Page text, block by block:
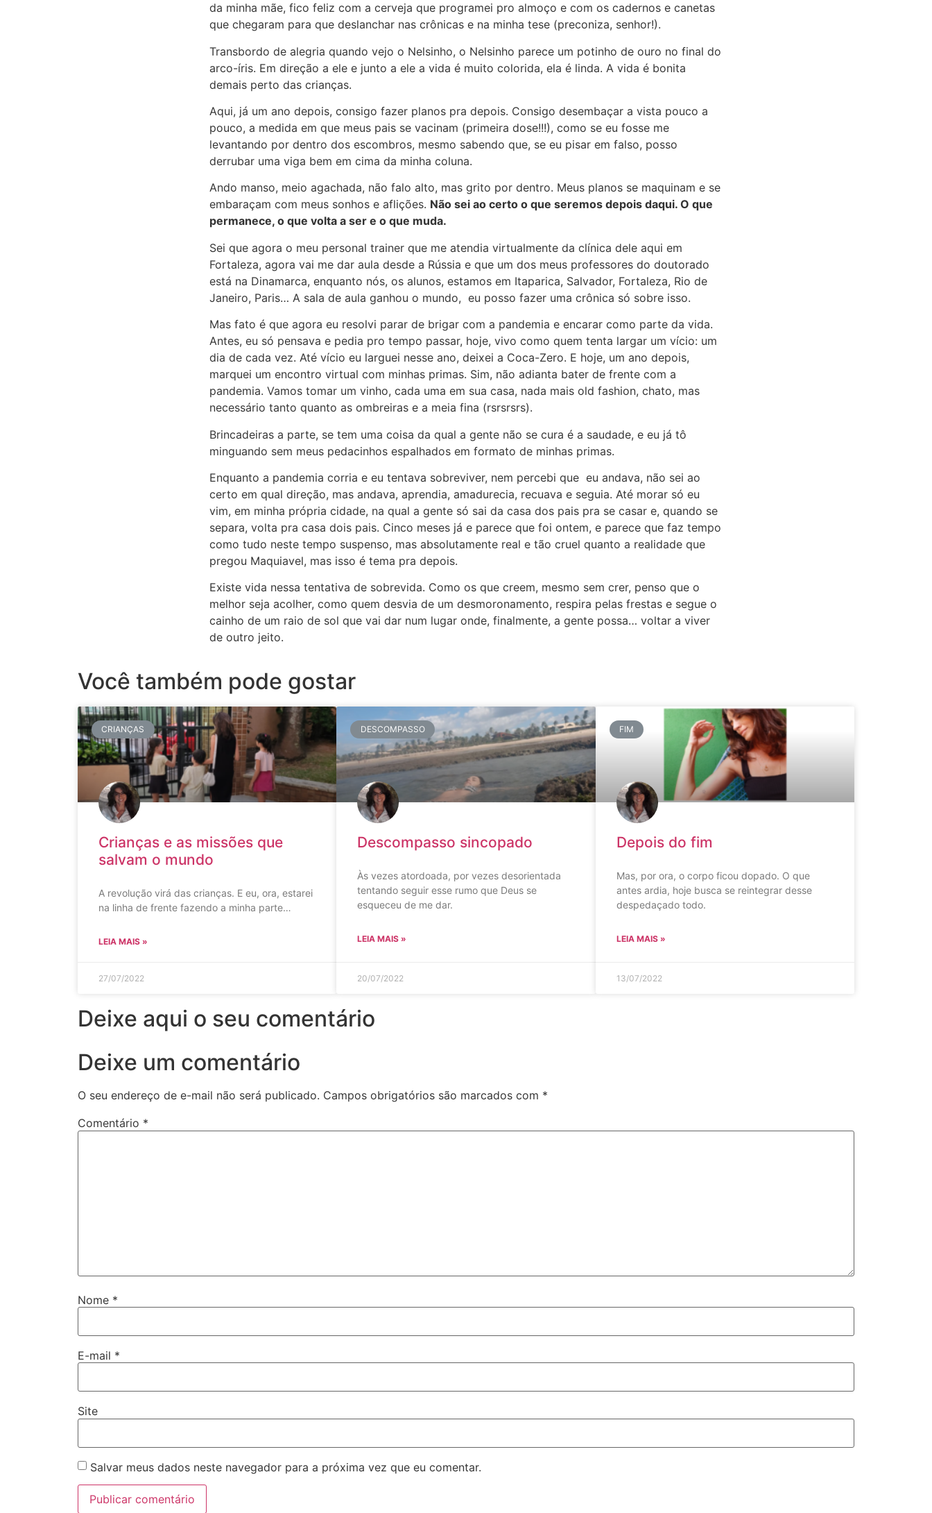
da minha mãe, fico feliz com a cerveja que programei pro almoço e com os cadernos e canetas
que chegaram para que deslanchar nas crônicas e na minha tese (preconiza, senhor!).
Transbordo de alegria quando vejo o Nelsinho, o Nelsinho parece um potinho de ouro no final do
arco-íris. Em direção a ele e junto a ele a vida é muito colorida, ela é linda. A vida é bonita
demais perto das crianças.
Aqui, já um ano depois, consigo fazer planos pra depois. Consigo desembaçar a vista pouco a
pouco, a medida em que meus pais se vacinam (primeira dose!!!), como se eu fosse me
levantando por dentro dos escombros, mesmo sabendo que, se eu pisar em falso, posso
derrubar uma viga bem em cima da minha coluna.
Ando manso, meio agachada, não falo alto, mas grito por dentro. Meus planos se maquinam e se
embaraçam com meus sonhos e aflições. Não sei ao certo o que seremos depois daqui. O que
permanece, o que volta a ser e o que muda.
Sei que agora o meu personal trainer que me atendia virtualmente da clínica dele aqui em
Fortaleza, agora vai me dar aula desde a Rússia e que um dos meus professores do doutorado
está na Dinamarca, enquanto nós, os alunos, estamos em Itaparica, Salvador, Fortaleza, Rio de
Janeiro, Paris… A sala de aula ganhou o mundo, eu posso fazer uma crônica só sobre isso.
Mas fato é que agora eu resolvi parar de brigar com a pandemia e encarar como parte da vida.
Antes, eu só pensava e pedia pro tempo passar, hoje, vivo como quem tenta largar um vício: um
dia de cada vez. Até vício eu larguei nesse ano, deixei a Coca-Zero. E hoje, um ano depois,
marquei um encontro virtual com minhas primas. Sim, não adianta bater de frente com a
pandemia. Vamos tomar um vinho, cada uma em sua casa, nada mais old fashion, chato, mas
necessário tanto quanto as ombreiras e a meia fina (rsrsrsrs).
Brincadeiras a parte, se tem uma coisa da qual a gente não se cura é a saudade, e eu já tô
minguando sem meus pedacinhos espalhados em formato de minhas primas.
Enquanto a pandemia corria e eu tentava sobreviver, nem percebi que eu andava, não sei ao
certo em qual direção, mas andava, aprendia, amadurecia, recuava e seguia. Até morar só eu
vim, em minha própria cidade, na qual a gente só sai da casa dos pais pra se casar e, quando se
separa, volta pra casa dois pais. Cinco meses já e parece que foi ontem, e parece que faz tempo
como tudo neste tempo suspenso, mas absolutamente real e tão cruel quanto a realidade que
pregou Maquiavel, mas isso é tema pra depois.
Existe vida nessa tentativa de sobrevida. Como os que creem, mesmo sem crer, penso que o
melhor seja acolher, como quem desvia de um desmoronamento, respira pelas frestas e segue o
cainho de um raio de sol que vai dar num lugar onde, finalmente, a gente possa… voltar a viver
de outro jeito.
Você também pode gostar
CRIANÇAS
Crianças e as missões que
salvam o mundo
A revolução virá das crianças. E eu, ora, estarei
na linha de frente fazendo a minha parte…
LEIA MAIS »
27/07/2022
DESCOMPASSO
Descompasso sincopado
Às vezes atordoada, por vezes desorientada
tentando seguir esse rumo que Deus se
esqueceu de me dar.
LEIA MAIS »
20/07/2022
FIM
Depois do fim
Mas, por ora, o corpo ficou dopado. O que
antes ardia, hoje busca se reintegrar desse
despedaçado todo.
LEIA MAIS »
13/07/2022
Deixe aqui o seu comentário
Deixe um comentário
O seu endereço de e-mail não será publicado. Campos obrigatórios são marcados com *
Comentário *
Nome *
E-mail *
Site
Salvar meus dados neste navegador para a próxima vez que eu comentar.